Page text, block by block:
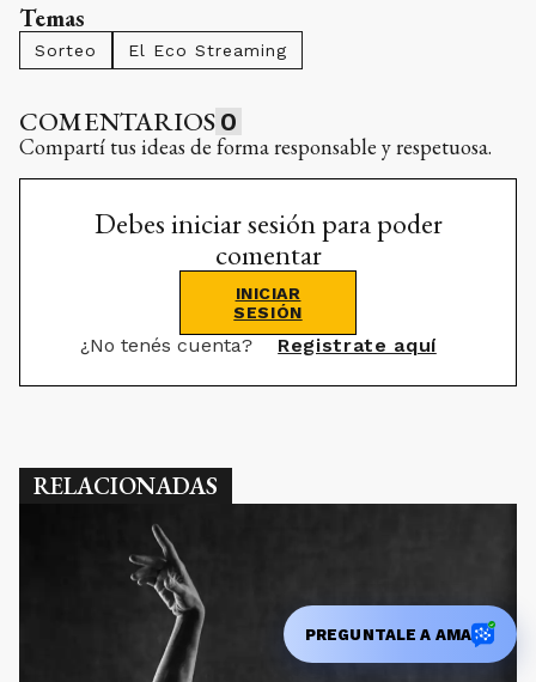
Temas
Sorteo El Eco Streaming
COMENTARIOS 0
Compartí tus ideas de forma responsable y respetuosa.
Debes iniciar sesión para poder
comentar
INICIAR
SESIÓN
¿No tenés cuenta? Registrate aquí
RELACIONADAS
PREGUNTALE A AMA